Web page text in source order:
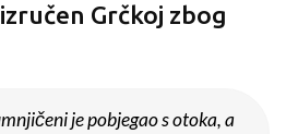
Grčkoj zbog
je pobjegao s otoka, a